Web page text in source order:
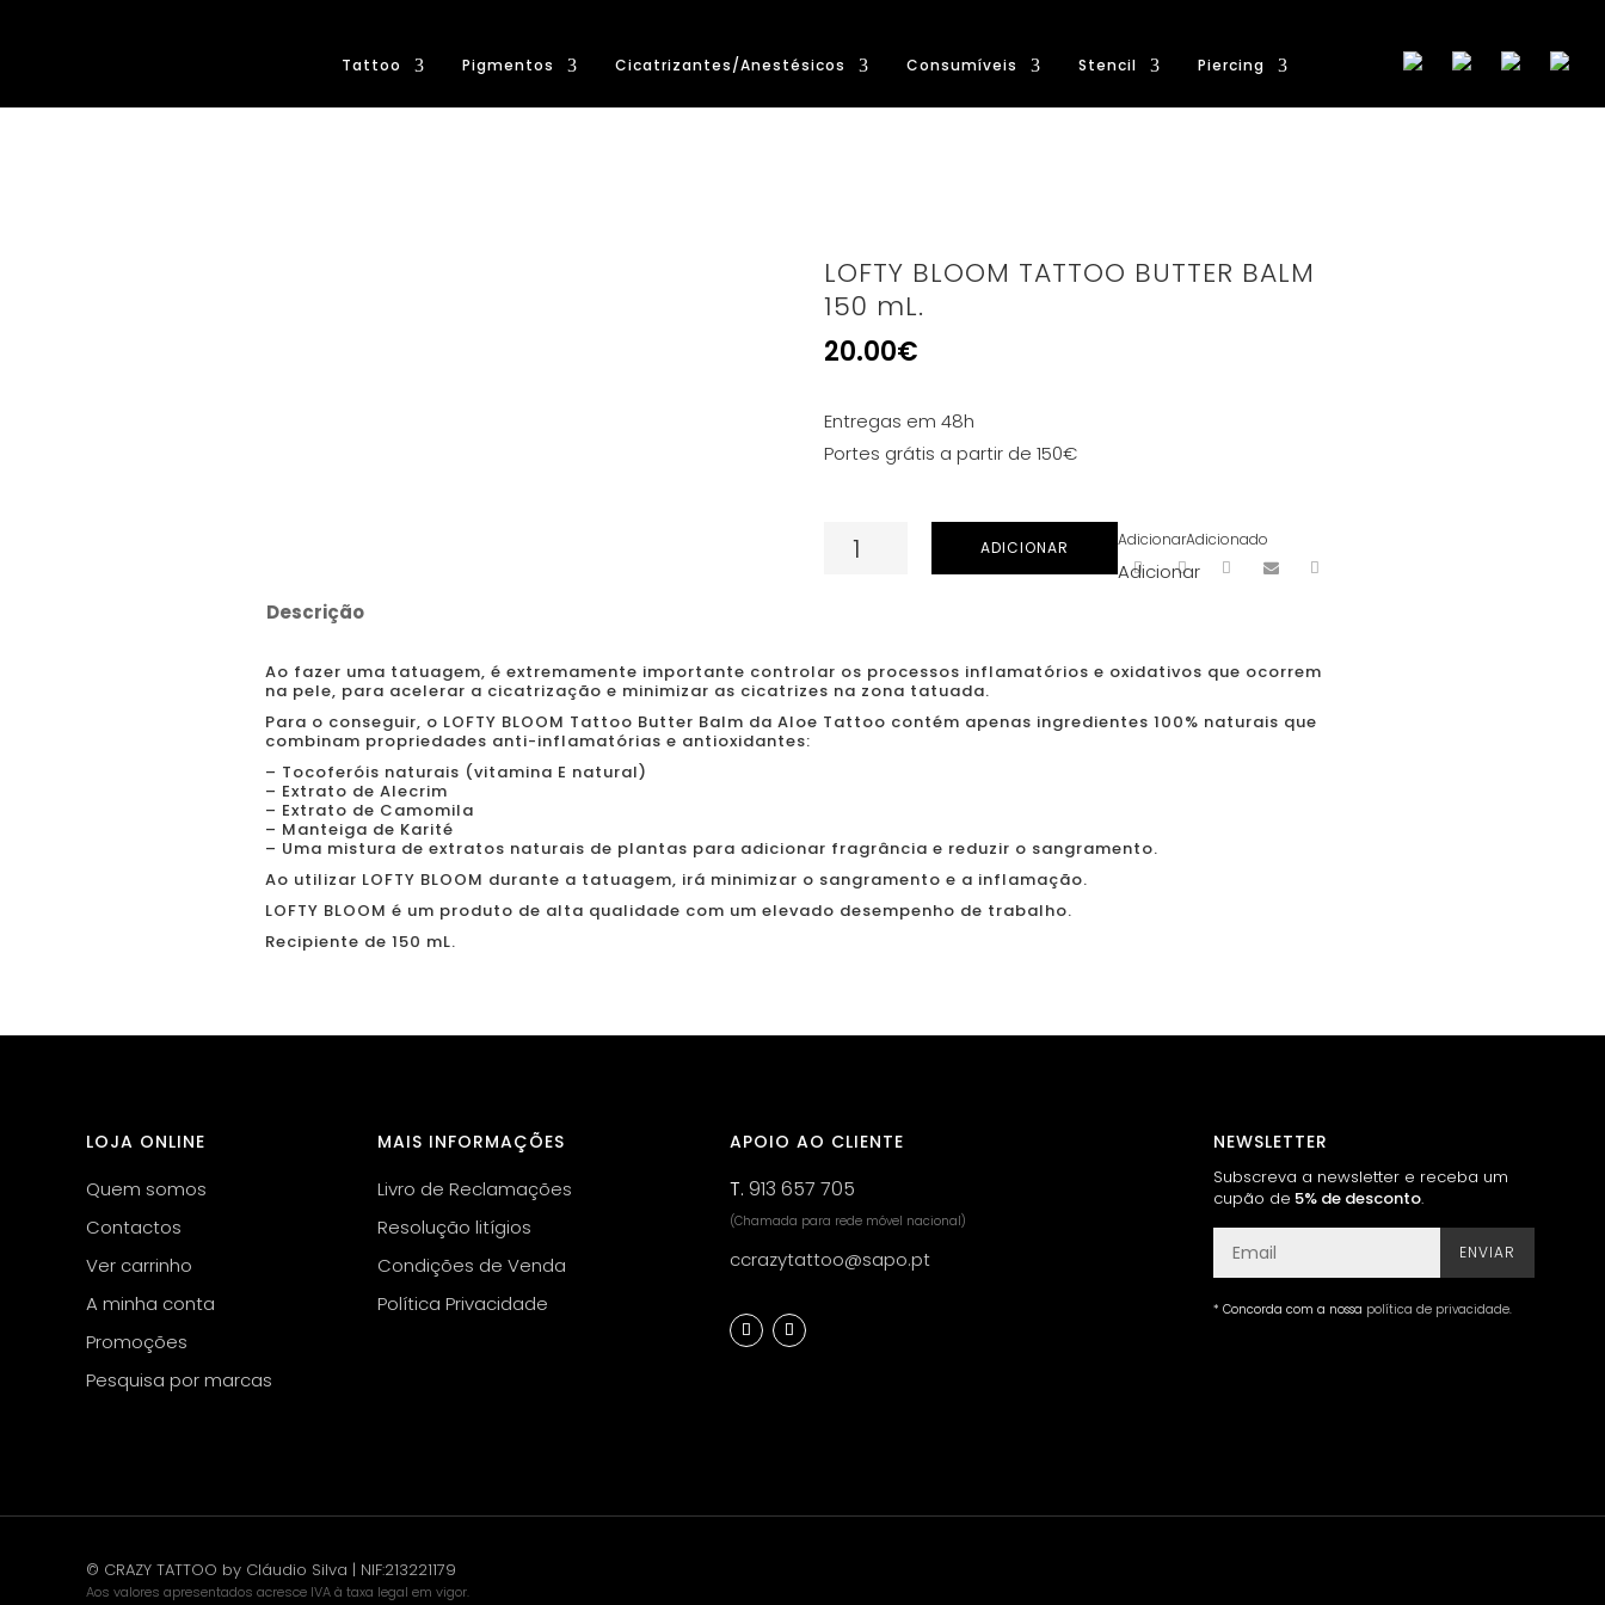
Tattoo Pigmentos Cicatrizantes/Anestésicos Consumíveis Stencil Piercing
LOFTY BLOOM TATTOO BUTTER BALM
150 mL.
20.00€
Entregas em 48h
Portes grátis a partir de 150€
Quantidade
TATTOO
BUTTER
BALM
ADICIONAR AdicionarAdicionado
Adicionar
Descrição
Ao fazer uma tatuagem, é extremamente importante controlar os processos inflamatórios e oxidativos que ocorrem
na pele, para acelerar a cicatrização e minimizar as cicatrizes na zona tatuada.
Para o conseguir, o LOFTY BLOOM Tattoo Butter Balm da Aloe Tattoo contém apenas ingredientes 100% naturais que
combinam propriedades anti-inflamatórias e antioxidantes:
– Tocoferóis naturais (vitamina E natural)
– Extrato de Alecrim
– Extrato de Camomila
– Manteiga de Karité
– Uma mistura de extratos naturais de plantas para adicionar fragrância e reduzir o sangramento.
Ao utilizar LOFTY BLOOM durante a tatuagem, irá minimizar o sangramento e a inflamação.
LOFTY BLOOM é um produto de alta qualidade com um elevado desempenho de trabalho.
Recipiente de 150 mL.
LOJA ONLINE
Quem somos
Contactos
Ver carrinho
A minha conta
Promoções
Pesquisa por marcas
MAIS INFORMAÇÕES
Livro de Reclamações
Resolução litígios
Condições de Venda
Política Privacidade
APOIO AO CLIENTE
T. 913 657 705
(Chamada para rede móvel nacional)
ccrazytattoo@sapo.pt
NEWSLETTER
Subscreva a newsletter e receba um
cupão de 5% de desconto.
ENVIAR
* Concorda com a nossa política de privacidade.
© CRAZY TATTOO by Cláudio Silva | NIF:213221179
Aos valores apresentados acresce IVA à taxa legal em vigor.